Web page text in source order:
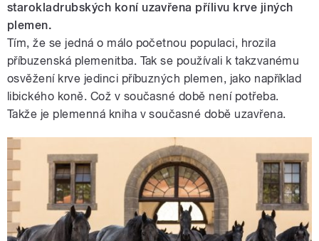
starokladrubských koní uzavřena přílivu krve jiných
plemen.
Tím, že se jedná o málo početnou populaci, hrozila
příbuzenská plemenitba. Tak se používali k takzvanému
osvěžení krve jedinci příbuzných plemen, jako například
libického koně. Což v současné době není potřeba.
Takže je plemenná kniha v současné době uzavřena.